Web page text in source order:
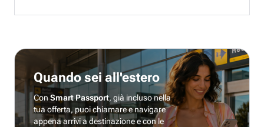
Quando sei all'estero
ConSmart Passport, già incluso nella
tua offerta, puoi chiamare e navigare
appena arrivi a destinazione e con le